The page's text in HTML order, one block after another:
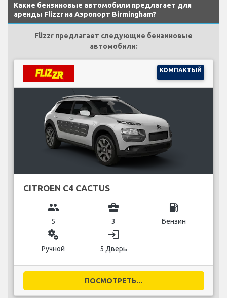
Какие бензиновые автомобили предлагает для
аренды Flizzr на Аэропорт Birmingham?
Flizzr предлагает следующие бензиновые
автомобили:
КОМПАКТЫЙ
CITROEN C4 CACTUS
group
5
business_center
3
local_gas_station
Бензин
miscellaneous_services
Ручной
login
5 Дверь
ПОСМОТРЕТЬ...